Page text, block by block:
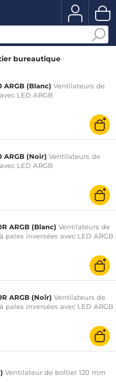
bureautique
ARGB (Blanc) Ventilateurs de
LED ARGB
ARGB (Noir) Ventilateurs de
LED ARGB
ARGB (Blanc) Ventilateurs de
pales inversées avec LED ARGB
ARGB (Noir) Ventilateurs de
pales inversées avec LED ARGB
Ventilateur de boîtier 120 mm